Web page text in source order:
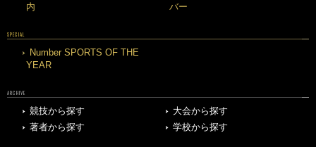
内
バー
SPECIAL
Number SPORTS OF THE
YEAR
ARCHIVE
競技から探す
大会から探す
著者から探す
学校から探す